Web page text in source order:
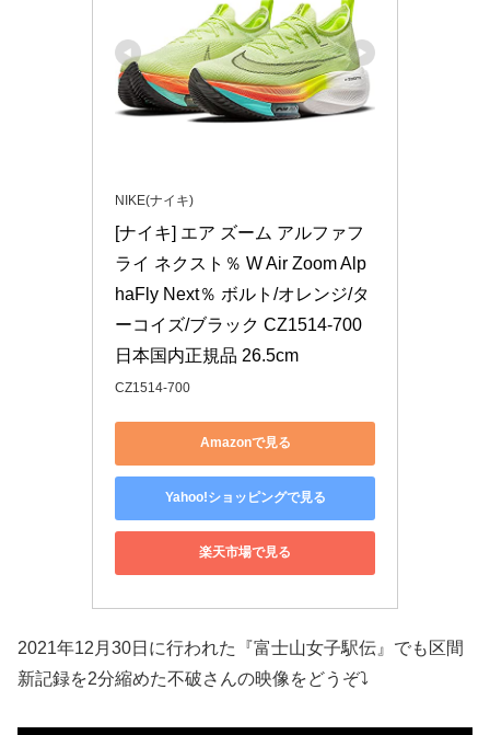
NIKE(ナイキ)
[ナイキ] エア ズーム アルファフ
ライ ネクスト％ W Air Zoom Alp
haFly Next％ ボルト/オレンジ/タ
ーコイズ/ブラック CZ1514-700
日本国内正規品 26.5cm
CZ1514-700
Amazonで見る
Yahoo!ショッピングで見る
楽天市場で見る
2021年12月30日に行われた『富士山女子駅伝』でも区間
新記録を2分縮めた不破さんの映像をどうぞ⤵